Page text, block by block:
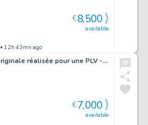
• 12h 43mn ago
available
€8,500
Illustration originale réalisée pour une PLV - Undertaker
available
€7,000